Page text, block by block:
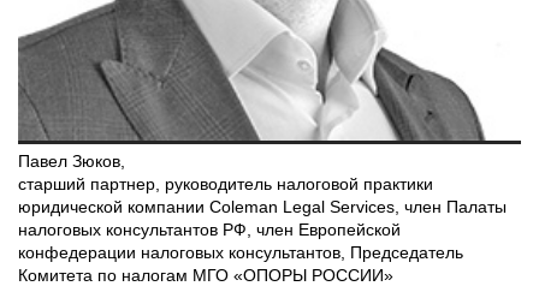
Павел Зюков
старший партнер, руководитель налоговой практики
юридической компании Coleman Legal Services, член Палаты
налоговых консультантов РФ, член Европейской
конфедерации налоговых консультантов, Председатель
Комитета по налогам МГО «ОПОРЫ РОССИИ»